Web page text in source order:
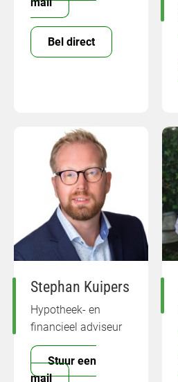
Bel direct
Stephan Kuipers
Hypotheek- en
financieel adviseur
Stuur een
mail